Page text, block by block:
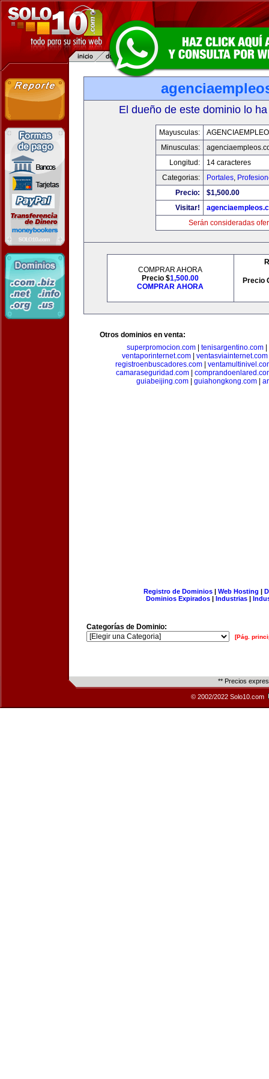
El dueño de este dominio lo
Mayusculas:
Minusculas:
Longitud:
14 caracteres
Categorias:
Portales,
Precio:
$1,500.00
Visitar!
Serán consideradas
COMPRAR AHORA
Precio $1,500.00
COMPRAR AHORA
Precio
Otros dominios en venta:
superpromocion.com
tenisargentino.com
ventaporinternet.com
ventasviainternet.com
registroenbuscadores.com
camaraseguridad.com
guiabeijing.com
guiahongkong.com
Registro de Dominios| Web Hosting |
Dominios Expirados | Industrias |
Categorías de Dominio:
[Pág.
** Precios
© 2002/2022 Solo10.com